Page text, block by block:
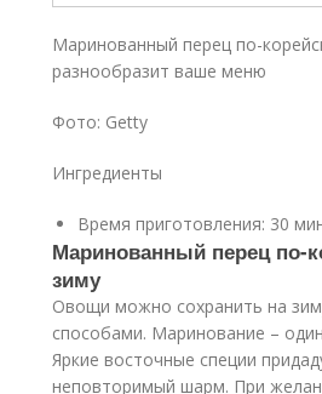
Маринованный перец по-
разнообразит ваше меню
Фото: Getty
Ингредиенты
Время приготовления: 30
Маринованный перец по-
зиму
Овощи можно сохранить на
способами. Маринование –
Яркие восточные специи
неповторимый шарм. При